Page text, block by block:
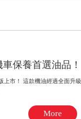
保養首選油品！
上市！ 這款機油經過全面升
More